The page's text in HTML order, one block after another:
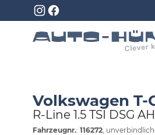
Volkswagen T-
R-Line 1.5 TSI DSG
Fahrzeugnr.: 116272 ,